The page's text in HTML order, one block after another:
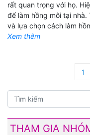
rất quan trọng với họ.
để làm hồng môi tại
và lựa chọn cách làm
Xem thêm
1
THAM GIA